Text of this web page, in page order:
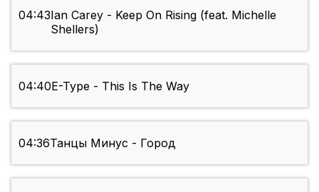
04:43Ian Carey - Keep On Rising (feat. Michelle
Shellers)
04:40E-Type - This Is The Way
04:36Танцы Минус - Город